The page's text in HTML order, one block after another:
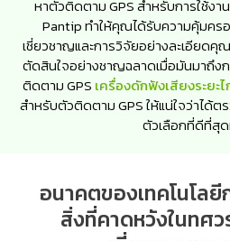
หาตัวติดตาม GPS สำหรับการใช้ง
Pantip ทำให้คุณได้รับความคุ้มคร
เชี่ยวชาญและการวิจัยอย่างละเอียด
ตัดสินใจอย่างชาญฉลาดเมื่อมันมาถึ
ติดตาม GPS เครื่องดักฟังเสียงระยะไ
สำหรับตัวติดตาม GPS ให้แน่ใจว่าได้
ตัวเลือกที่ดีที่สุ
อนาคตของเทคโนโลยี
สิ่งที่คาดหวังในทศ